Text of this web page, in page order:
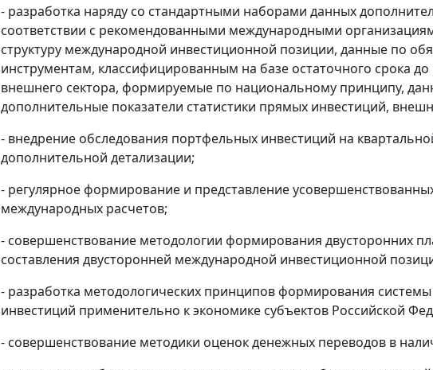
- разработка наряду со стандартными наборами данных
соответствии с рекомендованными международными
структуру международной инвестиционной позиции, данные по
инструментам, классифицированным на базе остаточного срока
внешнего сектора, формируемые по национальному принципу,
дополнительные показатели статистики прямых инвестиций,
- внедрение обследования портфельных инвестиций на
дополнительной детализации;
- регулярное формирование и представление
международных расчетов;
- совершенствование методологии формирования двусторонних
составления двусторонней международной инвестиционной
- разработка методологических принципов формирования
инвестиций применительно к экономике субъектов Российской
- совершенствование методики оценок денежных переводов в